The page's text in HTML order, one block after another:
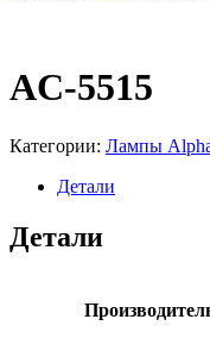
AC-5515
Категории: Лампы
Детали
Детали